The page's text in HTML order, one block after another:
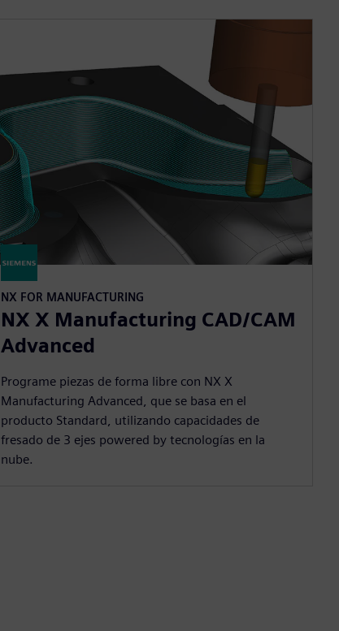
NX FOR MANUFACTURING
NX X Manufacturing CAD/CAM
Advanced
Programe piezas de forma libre con NX X
Manufacturing Advanced, que se basa en el
producto Standard, utilizando capacidades de
fresado de 3 ejes powered by tecnologías en la
nube.